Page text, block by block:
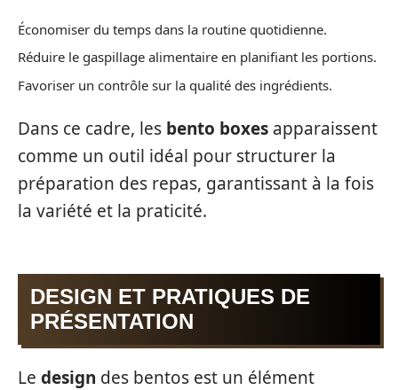
Économiser du temps dans la routine quotidienne.
Réduire le gaspillage alimentaire en planifiant les portions.
Favoriser un contrôle sur la qualité des ingrédients.
Dans ce cadre, les bento boxes apparaissent
comme un outil idéal pour structurer la
préparation des repas, garantissant à la fois
la variété et la praticité.
DESIGN ET PRATIQUES DE
PRÉSENTATION
Le design des bentos est un élément